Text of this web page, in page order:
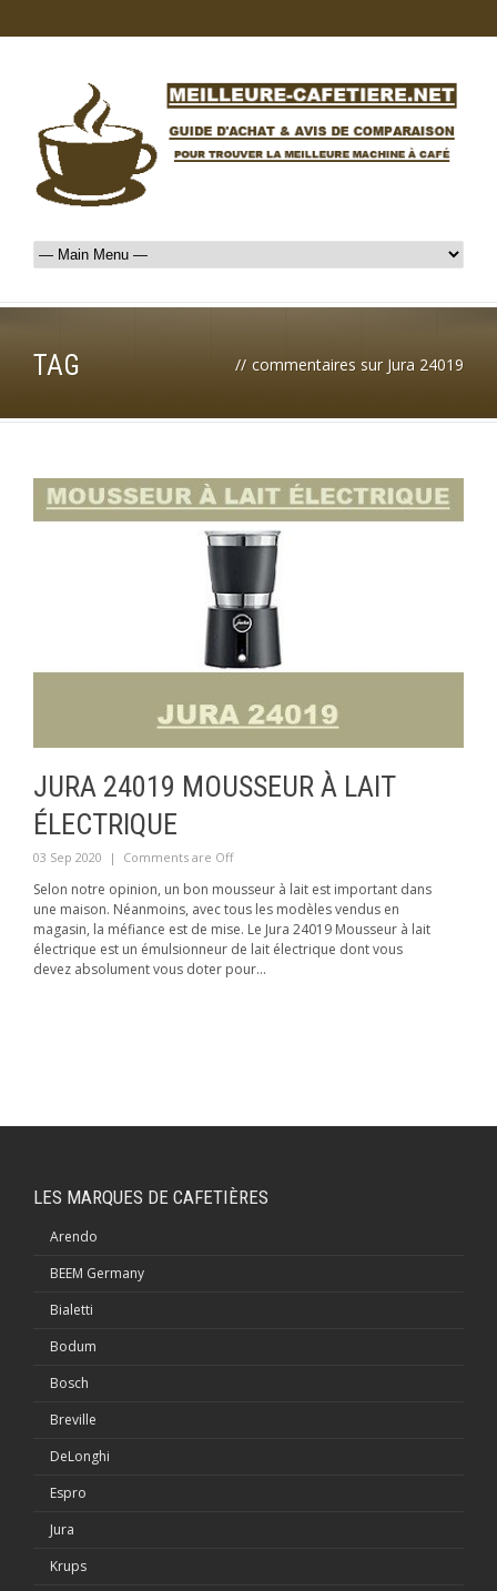
TAG // commentaires sur Jura 24019
JURA 24019 MOUSSEUR À LAIT
ÉLECTRIQUE
03 Sep 2020 | Comments are Off
Selon notre opinion, un bon mousseur à lait est important dans
une maison. Néanmoins, avec tous les modèles vendus en
magasin, la méfiance est de mise. Le Jura 24019 Mousseur à lait
électrique est un émulsionneur de lait électrique dont vous
devez absolument vous doter pour...
LES MARQUES DE CAFETIÈRES
Arendo
BEEM Germany
Bialetti
Bodum
Bosch
Breville
DeLonghi
Espro
Jura
Krups